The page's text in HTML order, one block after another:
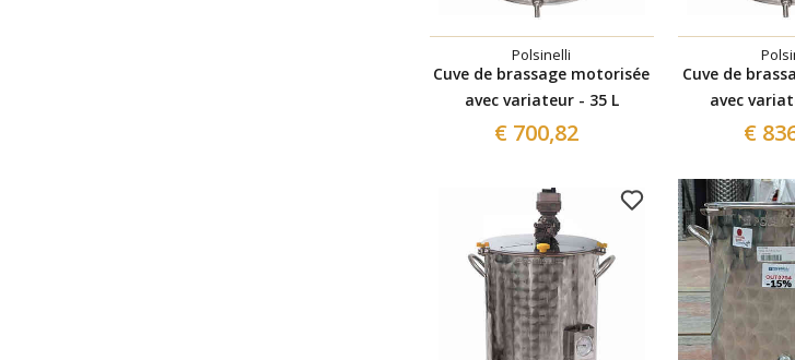
Polsinelli
Cuve de brassage motorisée
avec variateur - 35 L
€ 700,82
Cuve de
avec
€